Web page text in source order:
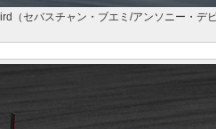
（セバスチャン・ブエミ/アンソニー・デ